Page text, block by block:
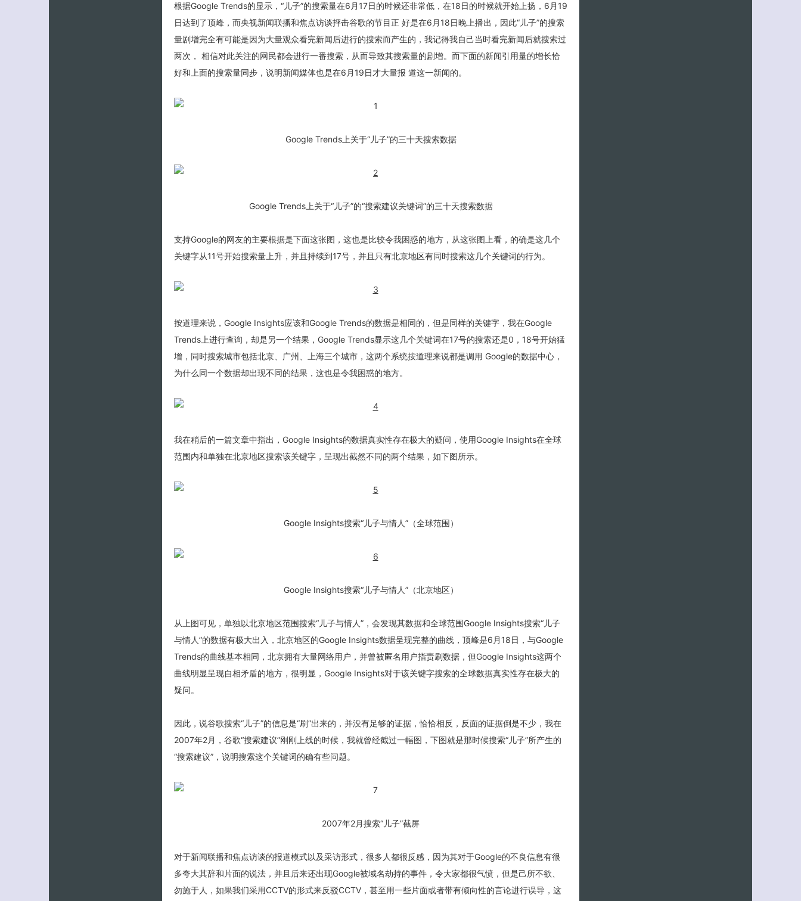
根据Google Trends的显示，“儿子”的搜索量在6月17日的时候还非常低，在18日的时候就开始上扬，6月19
日达到了顶峰，而央视新闻联播和焦点访谈抨击谷歌的节目正 好是在6月18日晚上播出，因此“儿子”的搜索
量剧增完全有可能是因为大量观众看完新闻后进行的搜索而产生的，我记得我自己当时看完新闻后就搜索过
两次， 相信对此关注的网民都会进行一番搜索，从而导致其搜索量的剧增。而下面的新闻引用量的增长恰
好和上面的搜索量同步，说明新闻媒体也是在6月19日才大量报 道这一新闻的。
Google Trends上关于“儿子”的三十天搜索数据
Google Trends上关于“儿子”的“搜索建议关键词”的三十天搜索数据
支持Google的网友的主要根据是下面这张图，这也是比较令我困惑的地方，从这张图上看，的确是这几个
关键字从11号开始搜索量上升，并且持续到17号，并且只有北京地区有同时搜索这几个关键词的行为。
按道理来说，Google Insights应该和Google Trends的数据是相同的，但是同样的关键字，我在Google
Trends上进行查询，却是另一个结果，Google Trends显示这几个关键词在17号的搜索还是0，18号开始猛
增，同时搜索城市包括北京、广州、上海三个城市，这两个系统按道理来说都是调用 Google的数据中心，
为什么同一个数据却出现不同的结果，这也是令我困惑的地方。
我在稍后的一篇文章中指出，Google Insights的数据真实性存在极大的疑问，使用Google Insights在全球
范围内和单独在北京地区搜索该关键字，呈现出截然不同的两个结果，如下图所示。
Google Insights搜索“儿子与情人”（全球范围）
Google Insights搜索“儿子与情人”（北京地区）
从上图可见，单独以北京地区范围搜索“儿子与情人”，会发现其数据和全球范围Google Insights搜索“儿子
与情人”的数据有极大出入，北京地区的Google Insights数据呈现完整的曲线，顶峰是6月18日，与Google
Trends的曲线基本相同，北京拥有大量网络用户，并曾被匿名用户指责刷数据，但Google Insights这两个
曲线明显呈现自相矛盾的地方，很明显，Google Insights对于该关键字搜索的全球数据真实性存在极大的
疑问。
因此，说谷歌搜索“儿子”的信息是“刷”出来的，并没有足够的证据，恰恰相反，反面的证据倒是不少，我在
2007年2月，谷歌“搜索建议”刚刚上线的时候，我就曾经截过一幅图，下图就是那时候搜索“儿子”所产生的
“搜索建议”，说明搜索这个关键词的确有些问题。
2007年2月搜索“儿子”截屏
对于新闻联播和焦点访谈的报道模式以及采访形式，很多人都很反感，因为其对于Google的不良信息有很
多夸大其辞和片面的说法，并且后来还出现Google被域名劫持的事件，令大家都很气愤，但是己所不欲、
勿施于人，如果我们采用CCTV的形式来反驳CCTV，甚至用一些片面或者带有倾向性的言论进行误导，这